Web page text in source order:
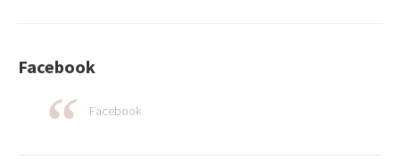
Facebook
Facebook